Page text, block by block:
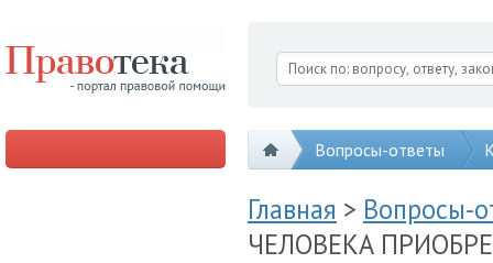
Вопросы-ответы
Главная > Вопросы-
ЧЕЛОВЕКА